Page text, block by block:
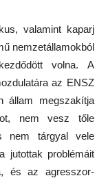
valamint kaparj
nemzetállamokból
volna. A
az ENSZ
állam megszakítja
nem vesz tőle
nem tárgyal vele
jutottak problémáit
és az agresszor-